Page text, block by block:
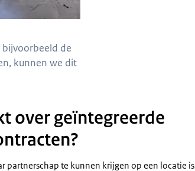
bijvoorbeeld de
kunnen we dit
over geïntegreerde
partnerschap te kunnen krijgen op een locatie